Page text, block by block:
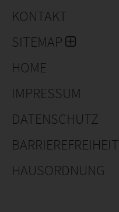
KONTAKT
SITEMAP
HOME
IMPRESSUM
DATENSCHUTZ
HAUSORDNUNG